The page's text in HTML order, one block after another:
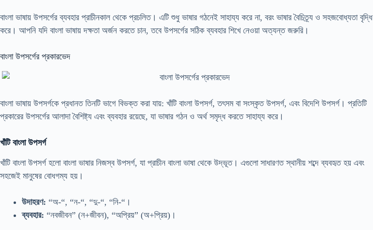
বাংলা ভাষায় উপসর্গের ব্যবহার প্রাচীনকাল থেকে প্রচলিত। এটি শুধু ভাষার গঠনেই সাহায্য করে না, বরং ভাষার বৈচিত্র্য ও সহজবোধ্যতা বৃদ্ধি
করে। আপনি যদি বাংলা ভাষায় দক্ষতা অর্জন করতে চান, তবে উপসর্গের সঠিক ব্যবহার শিখে নেওয়া অত্যন্ত জরুরি।
বাংলা উপসর্গের প্রকারভেদ
বাংলা ভাষায় উপসর্গকে প্রধানত তিনটি ভাগে বিভক্ত করা যায়: খাঁটি বাংলা উপসর্গ, তৎসম বা সংস্কৃত উপসর্গ, এবং বিদেশি উপসর্গ। প্রতিটি
প্রকারের উপসর্গের আলাদা বৈশিষ্ট্য এবং ব্যবহার রয়েছে, যা ভাষার গঠন ও অর্থ সমৃদ্ধ করতে সাহায্য করে।
খাঁটি বাংলা উপসর্গ
খাঁটি বাংলা উপসর্গ হলো বাংলা ভাষার নিজস্ব উপসর্গ, যা প্রাচীন বাংলা ভাষা থেকে উদ্ভূত। এগুলো সাধারণত স্থানীয় শব্দে ব্যবহৃত হয় এবং
সহজেই মানুষের বোধগম্য হয়।
উদাহরণ: “অ-“, “ন-“, “দু-“, “নি-“।
ব্যবহার: “নবজীবন” (ন+জীবন), “অপ্রিয়” (অ+প্রিয়)।